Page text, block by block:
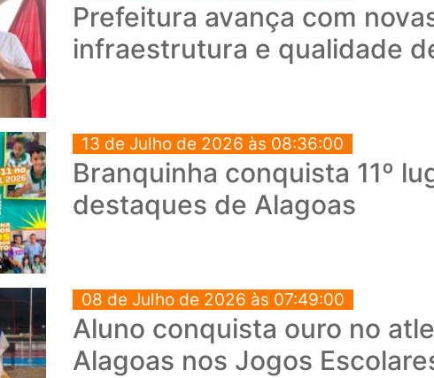
Prefeitura avança com
infraestrutura e qualidade
13 de Julho de 2026 às 08:36:00
Branquinha conquista 11º
destaques de Alagoas
08 de Julho de 2026 às 07:49:00
Aluno conquista ouro no
Alagoas nos Jogos